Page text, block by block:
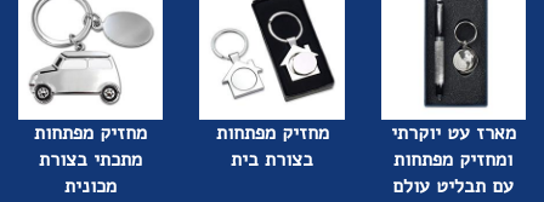
מארז עט יוקרתי
ומחזיק מפתחות
עם תבליט עולם
מחזיק מפתחות
בצורת בית
מחזיק מפתחות
מתכתי בצורת
מכונית